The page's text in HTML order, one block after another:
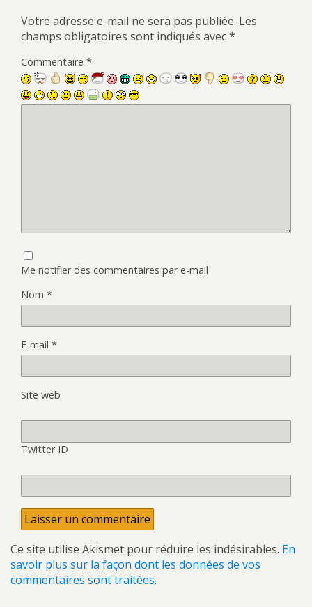
Votre adresse e-mail ne sera pas publiée. Les
champs obligatoires sont indiqués avec*
Commentaire *
Me notifier des commentaires par e-mail
Nom *
E-mail *
Site web
Twitter ID
Ce site utilise Akismet pour réduire les indésirables. En
savoir plus sur la façon dont les données de vos
commentaires sont traitées.